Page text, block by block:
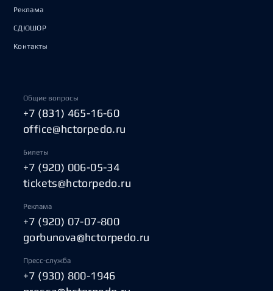
Реклама
СДЮШОР
Контакты
Общие вопросы
+7 (831) 465-16-60
office@hctorpedo.ru
Билеты
+7 (920) 006-05-34
tickets@hctorpedo.ru
Реклама
+7 (920) 07-07-800
gorbunova@hctorpedo.ru
Пресс-служба
+7 (930) 800-1946